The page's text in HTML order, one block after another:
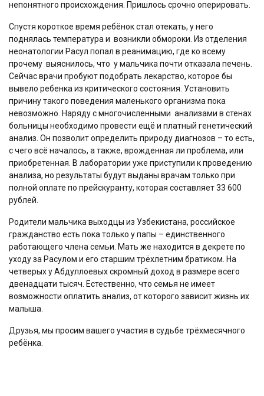
непонятного происхождения. Пришлось срочно оперировать.
Спустя короткое время ребёнок стал отекать, у него
поднялась температура и возникли обмороки. Из отделения
неонатологии Расул попал в реанимацию, где ко всему
прочему выяснилось, что у мальчика почти отказала печень.
Сейчас врачи пробуют подобрать лекарство, которое бы
вывело ребенка из критического состояния. Установить
причину такого поведения маленького организма пока
невозможно. Наряду с многочисленными анализами в стенах
больницы необходимо провести ещё и платный генетический
анализ. Он позволит определить природу диагнозов – то есть,
с чего всё началось, а также, врожденная ли проблема, или
приобретенная. В лаборатории уже приступили к проведению
анализа, но результаты будут выданы врачам только при
полной оплате по прейскуранту, которая составляет 33 600
рублей.
Родители мальчика выходцы из Узбекистана, российское
гражданство есть пока только у папы – единственного
работающего члена семьи. Мать же находится в декрете по
уходу за Расулом и его старшим трёхлетним братиком. На
четверых у Абдуллоевых скромный доход в размере всего
двенадцати тысяч. Естественно, что семья не имеет
возможности оплатить анализ, от которого зависит жизнь их
малыша.
Друзья, мы просим вашего участия в судьбе трёхмесячного
ребёнка.